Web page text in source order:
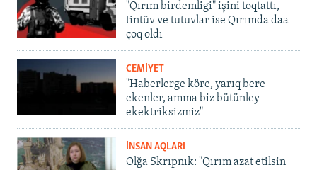
"Qırım birdemligi" işini toqtattı,
tintüv ve tutuvlar ise Qırımda daa
çoq oldı
CEMİYET
"Haberlerge köre, yarıq bere
ekenler, amma biz bütünley
ekektriksizmiz"
İNSAN AQLARI
Olğa Skrıpnık: "Qırım azat etilsin